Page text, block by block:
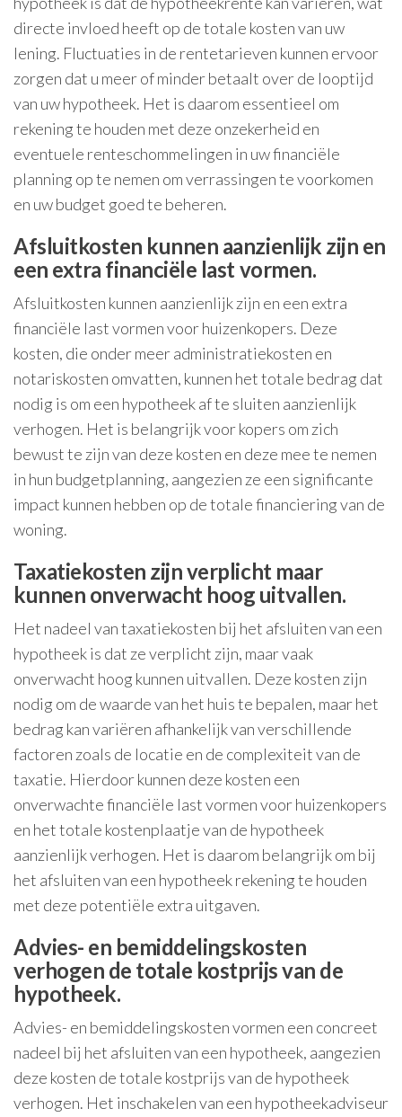
directe invloed heeft op de totale kosten van uw
lening. Fluctuaties in de rentetarieven kunnen ervoor
zorgen dat u meer of minder betaalt over de looptijd
van uw hypotheek. Het is daarom essentieel om
rekening te houden met deze onzekerheid en
eventuele renteschommelingen in uw financiële
planning op te nemen om verrassingen te voorkomen
en uw budget goed te beheren.
Afsluitkosten kunnen aanzienlijk zijn en
een extra financiële last vormen.
Afsluitkosten kunnen aanzienlijk zijn en een extra
financiële last vormen voor huizenkopers. Deze
kosten, die onder meer administratiekosten en
notariskosten omvatten, kunnen het totale bedrag dat
nodig is om een hypotheek af te sluiten aanzienlijk
verhogen. Het is belangrijk voor kopers om zich
bewust te zijn van deze kosten en deze mee te nemen
in hun budgetplanning, aangezien ze een significante
impact kunnen hebben op de totale financiering van de
woning.
Taxatiekosten zijn verplicht maar
kunnen onverwacht hoog uitvallen.
Het nadeel van taxatiekosten bij het afsluiten van een
hypotheek is dat ze verplicht zijn, maar vaak
onverwacht hoog kunnen uitvallen. Deze kosten zijn
nodig om de waarde van het huis te bepalen, maar het
bedrag kan variëren afhankelijk van verschillende
factoren zoals de locatie en de complexiteit van de
taxatie. Hierdoor kunnen deze kosten een
onverwachte financiële last vormen voor huizenkopers
en het totale kostenplaatje van de hypotheek
aanzienlijk verhogen. Het is daarom belangrijk om bij
het afsluiten van een hypotheek rekening te houden
met deze potentiële extra uitgaven.
Advies- en bemiddelingskosten
verhogen de totale kostprijs van de
hypotheek.
Advies- en bemiddelingskosten vormen een concreet
nadeel bij het afsluiten van een hypotheek, aangezien
deze kosten de totale kostprijs van de hypotheek
verhogen. Het inschakelen van een hypotheekadviseur